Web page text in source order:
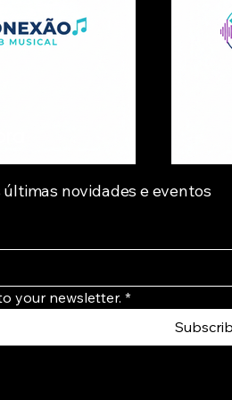
novidades e eventos
your newsletter. *